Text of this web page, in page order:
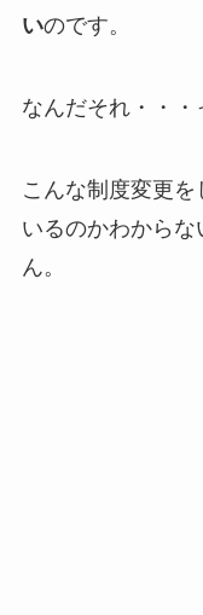
いのです。
なんだそれ・・・
こんな制度変更
いるのかわから
ん。